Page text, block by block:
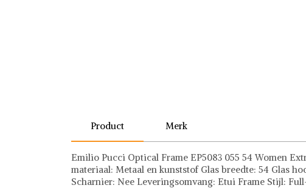
Product Merk
Emilio Pucci Optical Frame EP5083 055 54 Women
materiaal: Metaal en kunststof Glas breedte: 54 Glas
Scharnier: Nee Leveringsomvang: Etui Frame Stijl: